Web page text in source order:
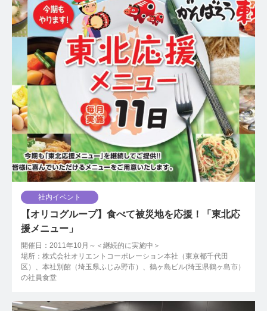
社内イベント
【オリコグループ】食べて被災地を応援！「東北応
援メニュー」
開催日：2011年10月～＜継続的に実施中＞
場所：株式会社オリエントコーポレーション本社（東京都千代田
区）、本社別館（埼玉県ふじみ野市）、鶴ヶ島ビル(埼玉県鶴ヶ島市）
の社員食堂